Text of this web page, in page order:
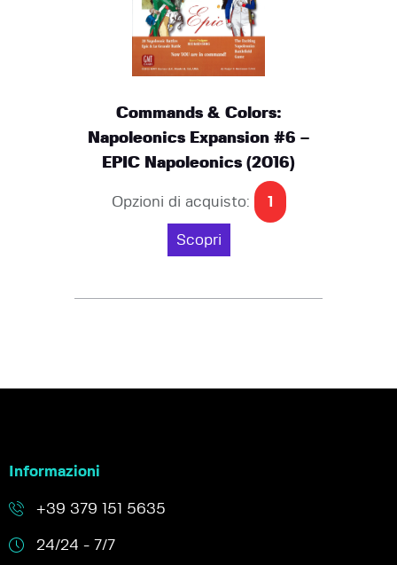
Commands & Colors:
Napoleonics Expansion #6 –
EPIC Napoleonics (2016)
Opzioni di acquisto: 1
Scopri
Informazioni
+39 379 151 5635
24/24 - 7/7